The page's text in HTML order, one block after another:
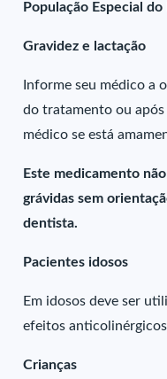
População Especial
Gravidez e lactação
Informe seu médico a
do tratamento ou
médico se está
Este medicamento
grávidas sem
dentista.
Pacientes idosos
Em idosos deve ser
efeitos
Crianças